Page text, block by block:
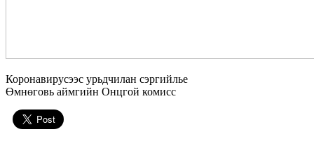
Коронавирусээс урьдчилан сэргийлье
Өмнөговь аймгийн Онцгой комисс